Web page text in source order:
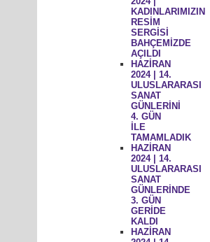
KADINLARIMIZIN
RESİM
SERGİSİ
BAHÇEMİZDE
AÇILDI
HAZİRAN
2024 | 14.
ULUSLARARASI
SANAT
GÜNLERİNİ
4. GÜN
İLE
TAMAMLADIK
HAZİRAN
2024 | 14.
ULUSLARARASI
SANAT
GÜNLERİNDE
3. GÜN
GERİDE
KALDI
HAZİRAN